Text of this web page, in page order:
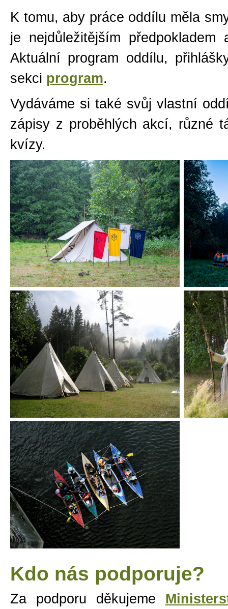
K tomu, aby práce oddílu měla
je nejdůležitějším
Aktuální program oddílu,
sekci program.
Vydáváme si také svůj vlastní
zápisy z proběhlých akcí, různé
kvízy.
Kdo nás podporuje?
Za podporu děkujeme